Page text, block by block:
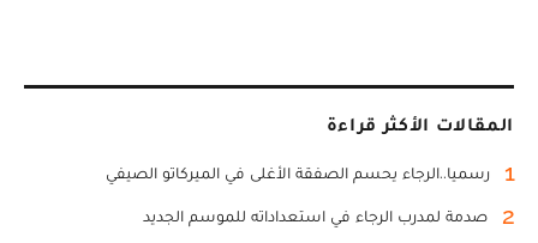
المقالات الأكثر قراءة
1 رسميا..الرجاء يحسم الصفقة الأغلى في الميركاتو الصيفي
2 صدمة لمدرب الرجاء في استعداداته للموسم الجديد